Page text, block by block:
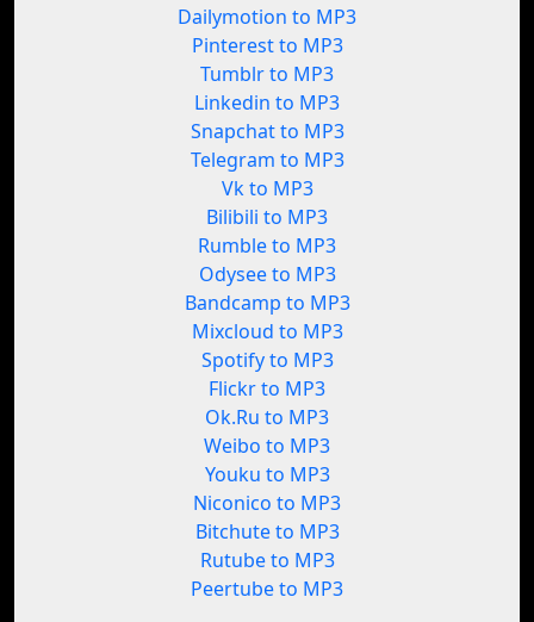
Dailymotion to MP3
Pinterest to MP3
Tumblr to MP3
Linkedin to MP3
Snapchat to MP3
Telegram to MP3
Vk to MP3
Bilibili to MP3
Rumble to MP3
Odysee to MP3
Bandcamp to MP3
Mixcloud to MP3
Spotify to MP3
Flickr to MP3
Ok.Ru to MP3
Weibo to MP3
Youku to MP3
Niconico to MP3
Bitchute to MP3
Rutube to MP3
Peertube to MP3